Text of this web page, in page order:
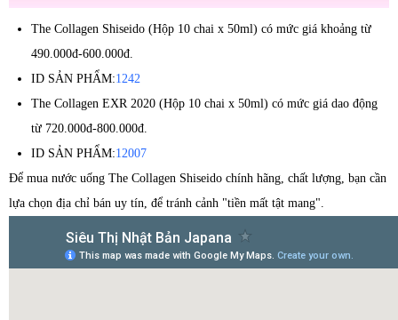
The Collagen Shiseido (Hộp 10 chai x 50ml) có mức giá khoảng từ
490.000đ-600.000đ.
ID SẢN PHẨM:1242
The Collagen EXR 2020 (Hộp 10 chai x 50ml) có mức giá dao động
từ 720.000đ-800.000đ.
ID SẢN PHẨM:12007
Để mua nước uống The Collagen Shiseido chính hãng, chất lượng, bạn cần
lựa chọn địa chỉ bán uy tín, để tránh cảnh "tiền mất tật mang".